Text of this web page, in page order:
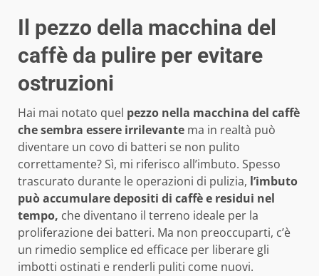
Il pezzo della macchina del
caffè da pulire per evitare
ostruzioni
Hai mai notato quel pezzo nella macchina del caffè
che sembra essere irrilevante ma in realtà può
diventare un covo di batteri se non pulito
correttamente? Sì, mi riferisco all’imbuto. Spesso
trascurato durante le operazioni di pulizia, l’imbuto
può accumulare depositi di caffè e residui nel
tempo, che diventano il terreno ideale per la
proliferazione dei batteri. Ma non preoccuparti, c’è
un rimedio semplice ed efficace per liberare gli
imbotti ostinati e renderli puliti come nuovi.